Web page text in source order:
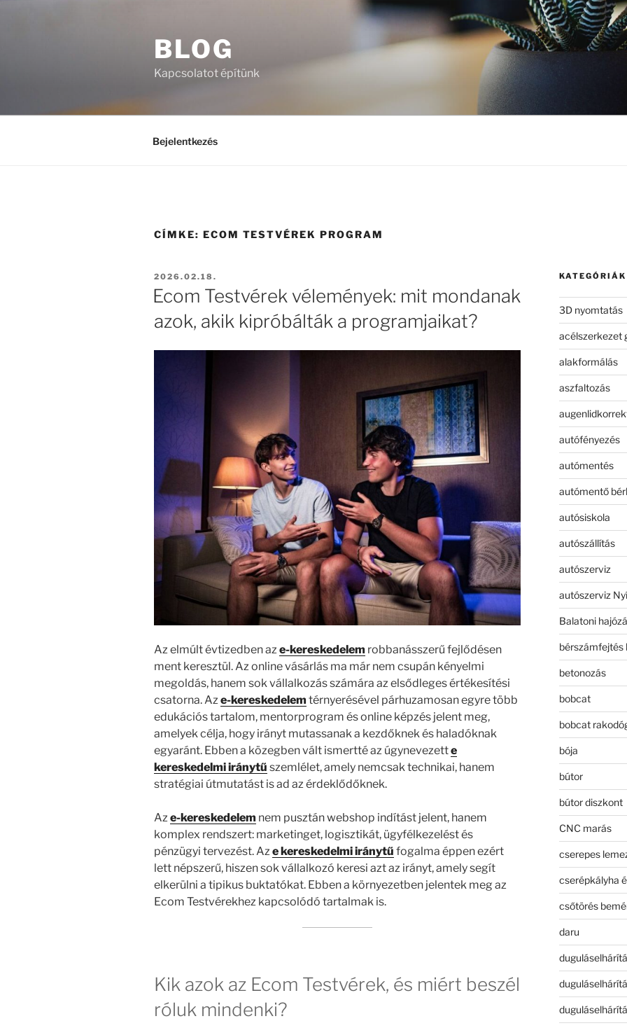
BLOG
Kapcsolatot építünk
Bejelentkezés
CÍMKE: ECOM TESTVÉREK PROGRAM
BEKÜLDVE:
2026.02.18.
Ecom Testvérek vélemények: mit mondanak
azok, akik kipróbálták a programjaikat?
Az elmúlt évtizedben aze-kereskedelem robbanásszerű fejlődésen
ment keresztül. Az online vásárlás ma már nem csupán kényelmi
megoldás, hanem sok vállalkozás számára az elsődleges értékesítési
csatorna. Aze-kereskedelem térnyerésével párhuzamosan egyre több
edukációs tartalom, mentorprogram és online képzés jelent meg,
amelyek célja, hogy irányt mutassanak a kezdőknek és haladóknak
egyaránt. Ebben a közegben vált ismertté az úgynevezette
kereskedelmi iránytű szemlélet, amely nemcsak technikai, hanem
stratégiai útmutatást is ad az érdeklődőknek.
Aze-kereskedelem nem pusztán webshop indítást jelent, hanem
komplex rendszert: marketinget, logisztikát, ügyfélkezelést és
pénzügyi tervezést. Aze kereskedelmi iránytű fogalma éppen ezért
lett népszerű, hiszen sok vállalkozó keresi azt az irányt, amely segít
elkerülni a tipikus buktatókat. Ebben a környezetben jelentek meg az
Ecom Testvérekhez kapcsolódó tartalmak is.
Kik azok az Ecom Testvérek, és miért beszél
róluk mindenki?
KATEGÓRIÁK
3D nyomtatás
acélszerkezet
alakformálás
aszfaltozás
autófényezés
autómentés
autómentő
autósiskola
autószállítás
autószerviz
autószerviz
Balatoni
bérszámfejtés
betonozás
bobcat
bobcat
bója
bútor
bútor diszkont
CNC marás
cserepes
cserépkályha
csőtörés
daru